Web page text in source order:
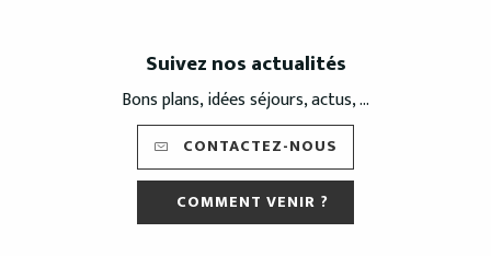
Suivez nos actualités
Bons plans, idées séjours, actus, ...
CONTACTEZ-NOUS
COMMENT VENIR ?